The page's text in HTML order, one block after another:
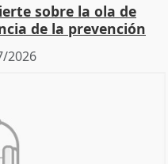
sobre la ola de
de la prevención
2026